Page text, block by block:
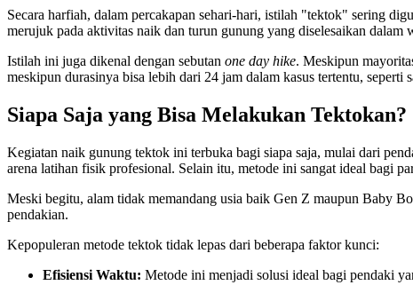
Secara harfiah, dalam percakapan sehari-hari, istilah "tektok" sering
merujuk pada aktivitas naik dan turun gunung yang diselesaikan
Istilah ini juga dikenal dengan sebutan one day hike. Meskipun
meskipun durasinya bisa lebih dari 24 jam dalam kasus tertentu, seperti
Siapa Saja yang Bisa Melakukan Tektokan?
Kegiatan naik gunung tektok ini terbuka bagi siapa saja, mulai dari
arena latihan fisik profesional. Selain itu, metode ini sangat ideal bagi
Meski begitu, alam tidak memandang usia baik Gen Z maupun Baby
pendakian.
Kepopuleran metode tektok tidak lepas dari beberapa faktor kunci:
Efisiensi Waktu: Metode ini menjadi solusi ideal bagi pendaki